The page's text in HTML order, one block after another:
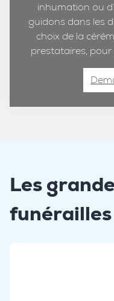
inhumation ou
guidons dans les
choix de la
prestataires, pour
Les
funérailles